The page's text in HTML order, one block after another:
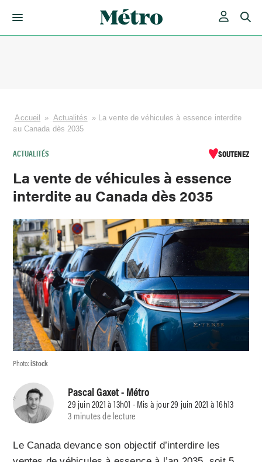
Accueil » Actualités » La vente de véhicules à essence interdite
au Canada dès 2035
ACTUALITÉS SOUTENEZ
La vente de véhicules à essence
interdite au Canada dès 2035
Photo:iStock
Pascal Gaxet- Métro
29 juin 2021 à 13h01 - Mis à jour 29 juin 2021 à 16h13
3 minutes de lecture
Le Canada devance son objectif d’interdire les